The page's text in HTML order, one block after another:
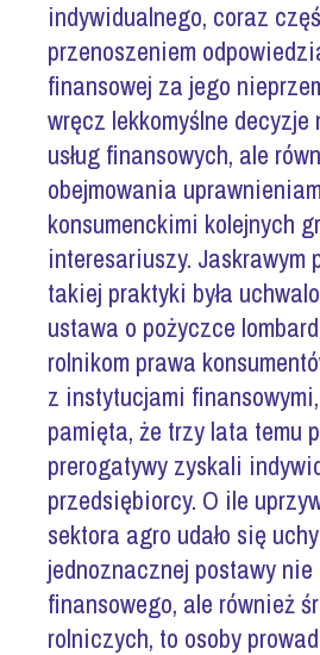
indywidualnego, coraz
przenoszeniem
finansowej za jego
wręcz lekkomyślne decyzje
usług finansowych, ale
obejmowania
konsumenckimi kolejnych
interesariuszy. Jaskrawym
takiej praktyki była
ustawa o pożyczce
rolnikom prawa
z instytucjami
pamięta, że trzy lata temu
prerogatywy zyskali
przedsiębiorcy. O ile
sektora agro udało się
jednoznacznej postawy
finansowego, ale również
rolniczych, to osoby